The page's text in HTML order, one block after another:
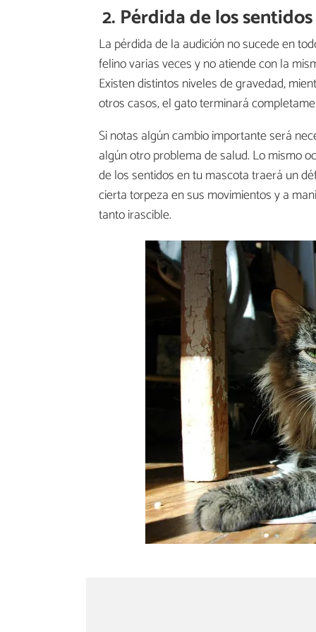
2. Pérdida de los sentidos
La pérdida de la audición no sucede en
felino varias veces y no atiende con la
Existen distintos niveles de gravedad,
otros casos, el gato terminará
Si notas algún cambio importante será
algún otro problema de salud. Lo mismo
de los sentidos en tu mascota traerá un
cierta torpeza en sus movimientos y a
tanto irascible.